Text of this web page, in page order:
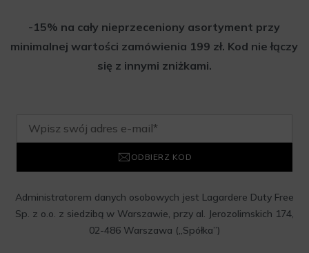
-15% na cały nieprzeceniony asortyment przy
minimalnej wartości zamówienia 199 zł. Kod nie łączy
się z innymi zniżkami.
ODBIERZ KOD
Administratorem danych osobowych jest Lagardere Duty Free
Sp. z o.o. z siedzibą w Warszawie, przy al. Jerozolimskich 174,
02-486 Warszawa („Spółka”)